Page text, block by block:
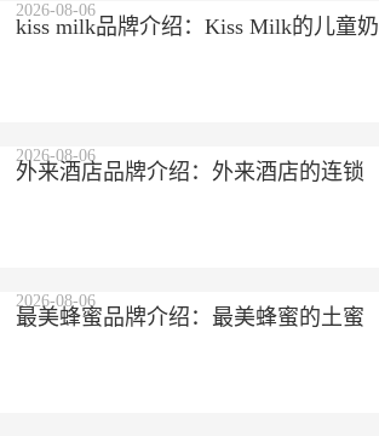
kiss milk品牌介绍：Kiss Milk的儿童奶
2026-08-06
外来酒店品牌介绍：外来酒店的连锁
2026-08-06
最美蜂蜜品牌介绍：最美蜂蜜的土蜜
2026-08-06